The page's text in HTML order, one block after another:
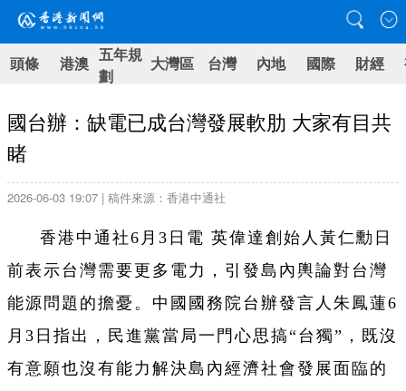
頭條 港澳 五年規
劃
大灣區 台灣 內地 國際 財經
國台辦：缺電已成台灣發展軟肋 大家有目共
睹
2026-06-03 19:07 | 稿件來源：香港中通社
香港中通社6月3日電 英偉達創始人黃仁勳日
前表示台灣需要更多電力，引發島內輿論對台灣
能源問題的擔憂。中國國務院台辦發言人朱鳳蓮6
月3日指出，民進黨當局一門心思搞“台獨”，既沒
有意願也沒有能力解決島內經濟社會發展面臨的